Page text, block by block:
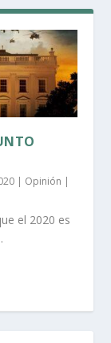
| Opinión |
el 2020 es